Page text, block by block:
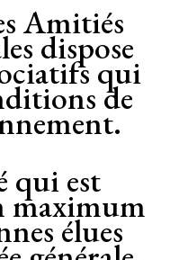
Amitiés
dispose
qui
de
qui est
maximum
élues